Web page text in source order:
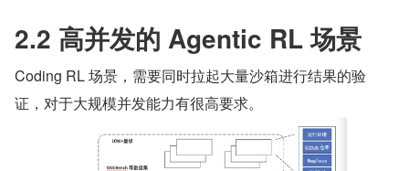
2.2 高并发的 Agentic RL 场景
Coding RL 场景，需要同时拉起大量沙箱进行结果的验
证，对于大规模并发能力有很高要求。